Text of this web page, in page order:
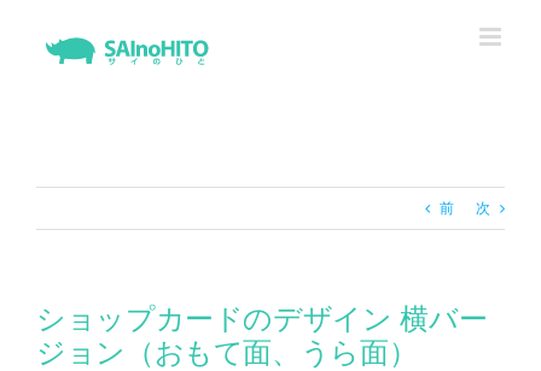
前 次
ショップカードのデザイン 横バー
ジョン（おもて面、うら面）